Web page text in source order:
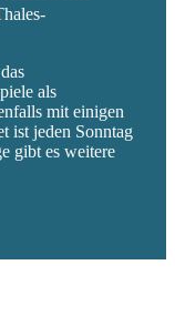
als
mit einigen
ist jeden Sonntag
gibt es weitere